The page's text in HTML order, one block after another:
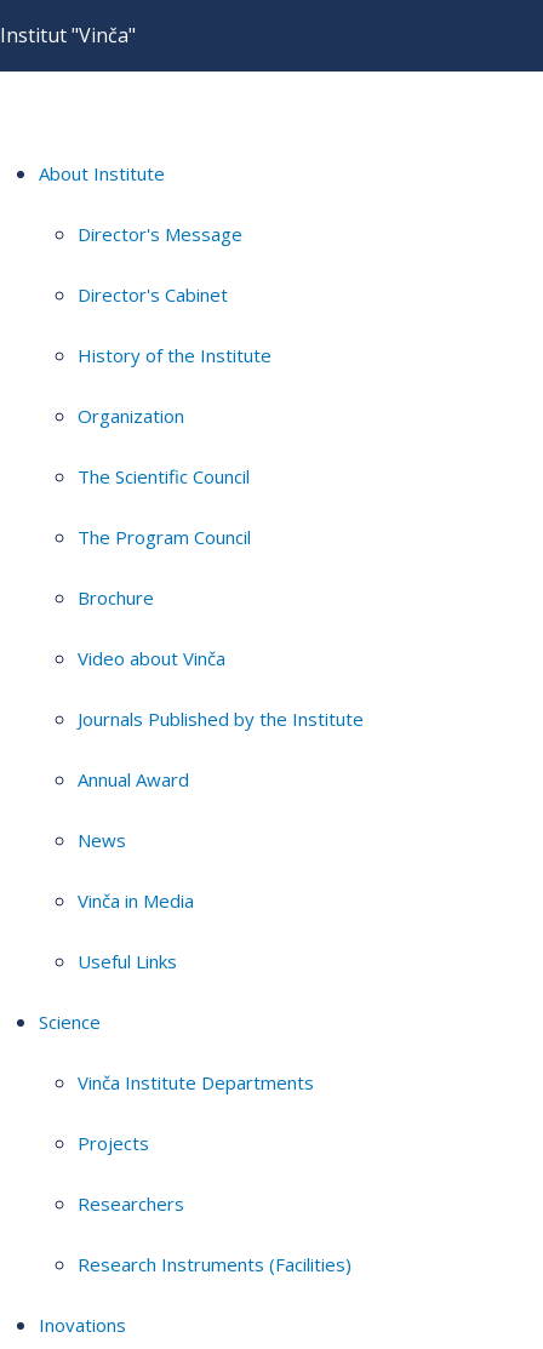
Institut "Vinča"
About Institute
Director's Message
Director's Cabinet
History of the Institute
Organization
The Scientific Council
The Program Council
Brochure
Video about Vinča
Journals Published by the Institute
Annual Award
News
Vinča in Media
Useful Links
Science
Vinča Institute Departments
Projects
Researchers
Research Instruments (Facilities)
Inovations